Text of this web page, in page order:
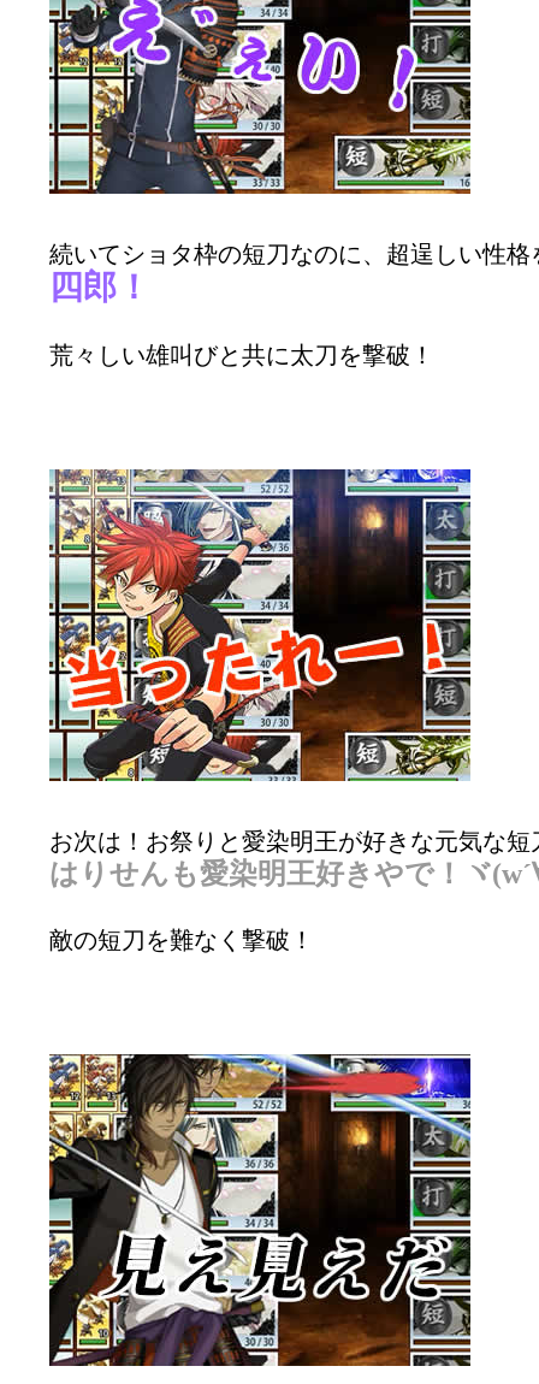
続いてショタ枠の短刀なのに、超逞しい性
四郎！
荒々しい雄叫びと共に太刀を撃破！
お次は！お祭りと愛染明王が好きな元気な短
はりせんも愛染明王好きやで！ヾ
敵の短刀を難なく撃破！